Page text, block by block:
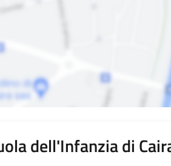
dell'Infanzia di